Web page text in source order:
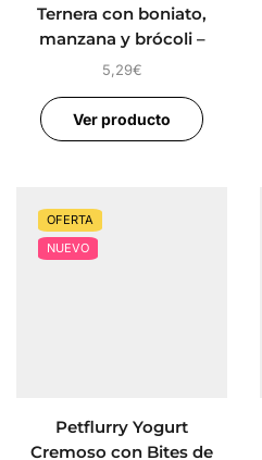
Ternera con boniato,
manzana y brócoli –
Alimento Completo para
5,29€
Ver producto
OFERTA
NUEVO
Petflurry Yogurt
Cremoso con Bites de